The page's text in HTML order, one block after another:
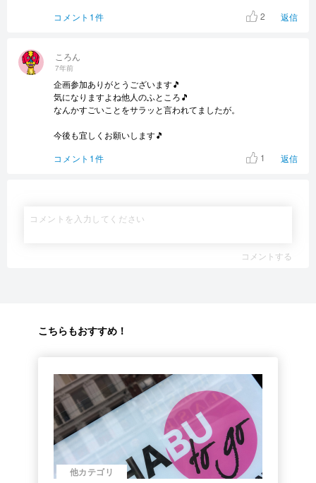
ころん
7年前
企画参加ありがとうございます🎵
気になりますよね他人のふところ🎵
なんかすごいことをサラッと言われてましたが。
今後も宜しくお願いします🎵
コメント1件
1 返信
コメント1件
2 返信
コメントする
こちらもおすすめ！
他カテゴリ